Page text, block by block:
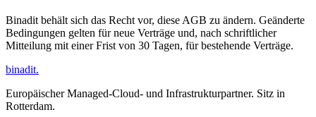
Binadit behält sich das Recht vor, diese AGB zu ändern. Geänderte
Bedingungen gelten für neue Verträge und, nach schriftlicher
Mitteilung mit einer Frist von 30 Tagen, für bestehende Verträge.
binadit.
Europäischer Managed-Cloud- und Infrastrukturpartner. Sitz in
Rotterdam.